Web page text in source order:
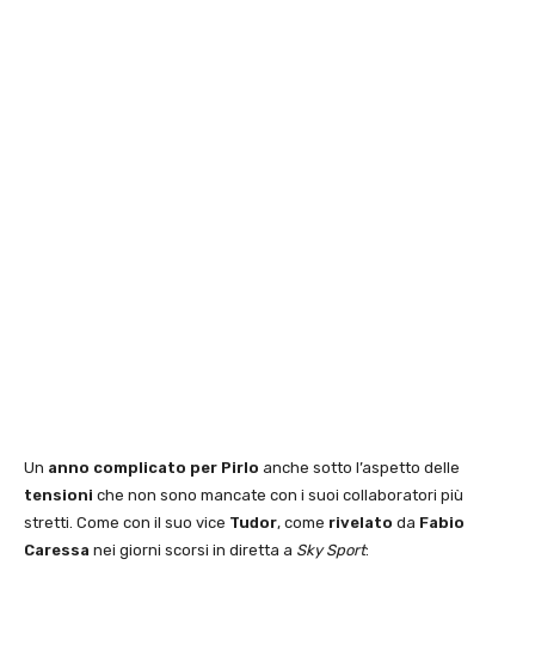
Un anno complicato per Pirlo anche sotto l’aspetto delle
tensioni che non sono mancate con i suoi collaboratori più
stretti. Come con il suo vice Tudor, come rivelato da Fabio
Caressa nei giorni scorsi in diretta a Sky Sport: